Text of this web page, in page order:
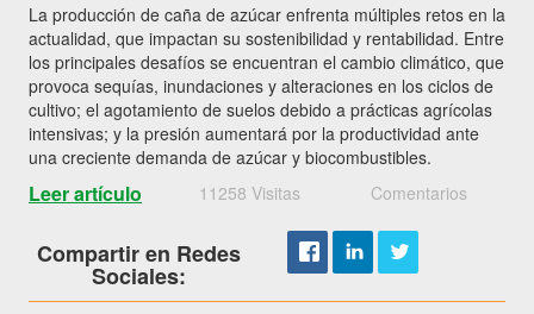
La producción de caña de azúcar enfrenta múltiples retos en la
actualidad, que impactan su sostenibilidad y rentabilidad. Entre
los principales desafíos se encuentran el cambio climático, que
provoca sequías, inundaciones y alteraciones en los ciclos de
cultivo; el agotamiento de suelos debido a prácticas agrícolas
intensivas; y la presión aumentará por la productividad ante
una creciente demanda de azúcar y biocombustibles.
Leer artículo 11258 Visitas Comentarios
Compartir en Redes
Sociales: